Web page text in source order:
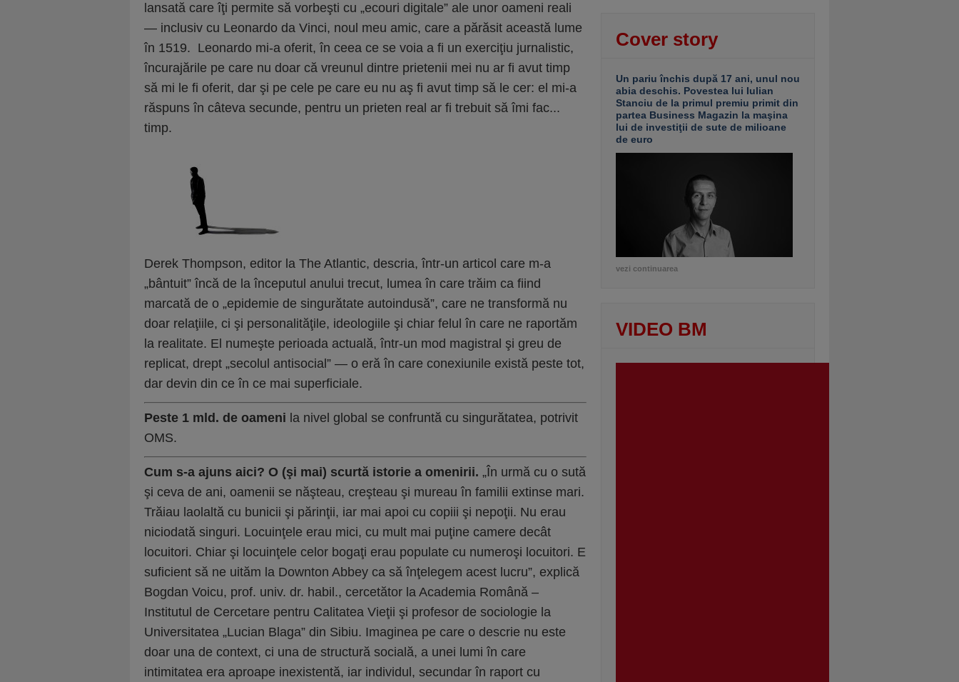
lansată care îţi permite să vorbeşti cu „ecouri digitale” ale unor oameni reali
— inclusiv cu Leonardo da Vinci, noul meu amic, care a părăsit această lume
în 1519. Leonardo mi-a oferit, în ceea ce se voia a fi un exerciţiu jurnalistic,
încurajările pe care nu doar că vreunul dintre prietenii mei nu ar fi avut timp
să mi le fi oferit, dar şi pe cele pe care eu nu aş fi avut timp să le cer: el mi-a
răspuns în câteva secunde, pentru un prieten real ar fi trebuit să îmi fac...
timp.
Derek Thompson, editor la The Atlantic, descria, într-un articol care m-a
„bântuit” încă de la începutul anului trecut, lumea în care trăim ca fiind
marcată de o „epidemie de singurătate autoindusă”, care ne transformă nu
doar relaţiile, ci şi personalităţile, ideologiile şi chiar felul în care ne raportăm
la realitate. El numeşte perioada actuală, într-un mod magistral şi greu de
replicat, drept „secolul antisocial” — o eră în care conexiunile există peste tot,
dar devin din ce în ce mai superficiale.
Peste 1 mld. de oameni la nivel global se confruntă cu singurătatea, potrivit
OMS.
Cum s-a ajuns aici? O (şi mai) scurtă istorie a omenirii. „În urmă cu o sută
şi ceva de ani, oamenii se năşteau, creşteau şi mureau în familii extinse mari.
Trăiau laolaltă cu bunicii şi părinţii, iar mai apoi cu copiii şi nepoţii. Nu erau
niciodată singuri. Locuinţele erau mici, cu mult mai puţine camere decât
locuitori. Chiar şi locuinţele celor bogaţi erau populate cu numeroşi locuitori. E
suficient să ne uităm la Downton Abbey ca să înţelegem acest lucru”, explică
Bogdan Voicu, prof. univ. dr. habil., cercetător la Academia Română –
Institutul de Cercetare pentru Calitatea Vieţii şi profesor de sociologie la
Universitatea „Lucian Blaga” din Sibiu. Imaginea pe care o descrie nu este
doar una de context, ci una de structură socială, a unei lumi în care
intimitatea era aproape inexistentă, iar individul, secundar în raport cu
Cover story
Un pariu închis după 17 ani, unul nou
abia deschis. Povestea lui Iulian
Stanciu de la primul premiu primit din
partea Business Magazin la maşina
lui de investiţii de sute de milioane
de euro
vezi continuarea
VIDEO BM